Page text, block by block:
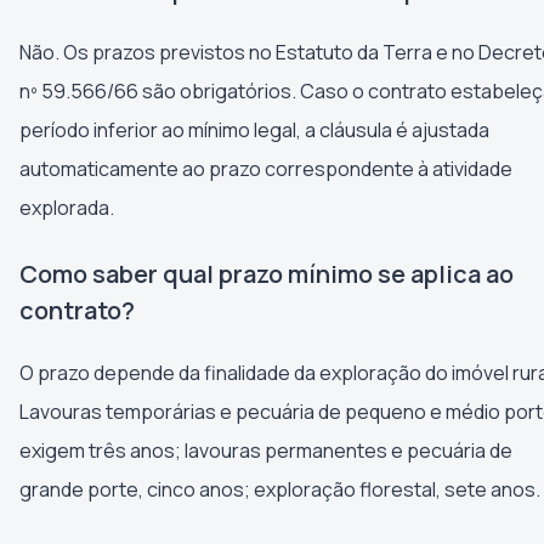
Não. Os prazos previstos no Estatuto da Terra e no
nº 59.566/66 são obrigatórios. Caso o contrato
período inferior ao mínimo legal, a cláusula é ajustada
automaticamente ao prazo correspondente à atividade
explorada.
Como saber qual prazo mínimo se aplica ao
contrato?
O prazo depende da finalidade da exploração do imóvel
Lavouras temporárias e pecuária de pequeno e médio
exigem três anos; lavouras permanentes e pecuária de
grande porte, cinco anos; exploração florestal, sete anos.